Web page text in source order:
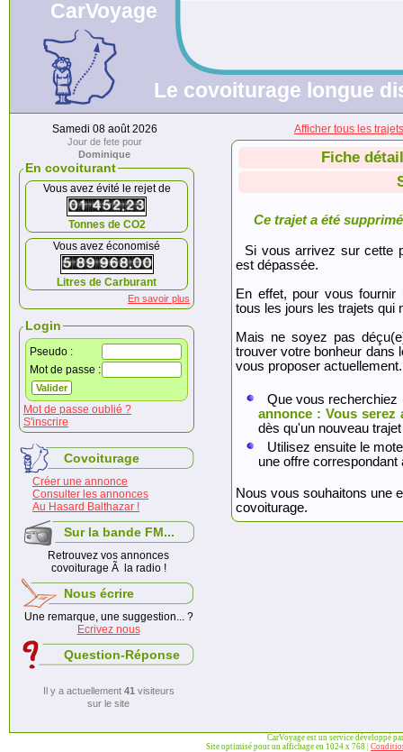
CarVoyage
Le covoiturage longue
Samedi 08 août 2026
Jour de fete pour
Dominique
En covoiturant
Vous avez évité le rejet de
Tonnes de CO2
Vous avez économisé
Litres de Carburant
En savoir plus
Login
Pseudo :
Mot de passe :
Mot de passe oublié ?
S'inscrire
Covoiturage
Créer une annonce
Consulter les annonces
Au Hasard Balthazar !
Sur la bande FM...
Retrouvez vos annonces
covoiturage Ã la radio !
Nous écrire
Une remarque, une suggestion... ?
Ecrivez nous
Question-Réponse
Il y a actuellement 41 visiteurs
sur le site
Afficher tous les
Fiche
Ce trajet a été
Si vous arrivez sur cette
est dépassée.
En effet, pour vous fournir
tous les jours les trajets qui
Mais ne soyez pas
trouver votre bonheur dans
vous proposer actuellement.
Que vous
annonce : Vous serez
dès qu'un nouveau
Utilisez ensuite le
une offre
Nous vous souhaitons une
covoiturage.
CarVoyage est un service développé
Site optimisé pour un affichage en 1024 x 768 |